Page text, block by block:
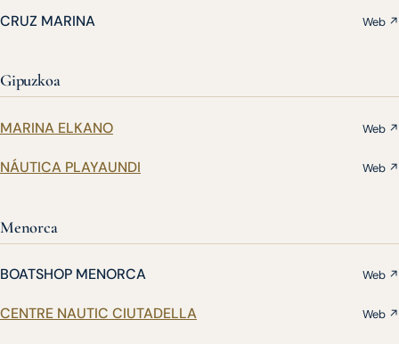
CRUZ MARINA Web ↗
Gipuzkoa
MARINA ELKANO Web ↗
NÁUTICA PLAYAUNDI Web ↗
Menorca
BOATSHOP MENORCA Web ↗
CENTRE NAUTIC CIUTADELLA Web ↗